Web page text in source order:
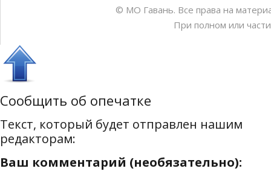
© МО Гавань. Все права на
При полном или
Сообщить об опечатке
Текст, который будет отправлен нашим
редакторам:
Ваш комментарий (необязательно):